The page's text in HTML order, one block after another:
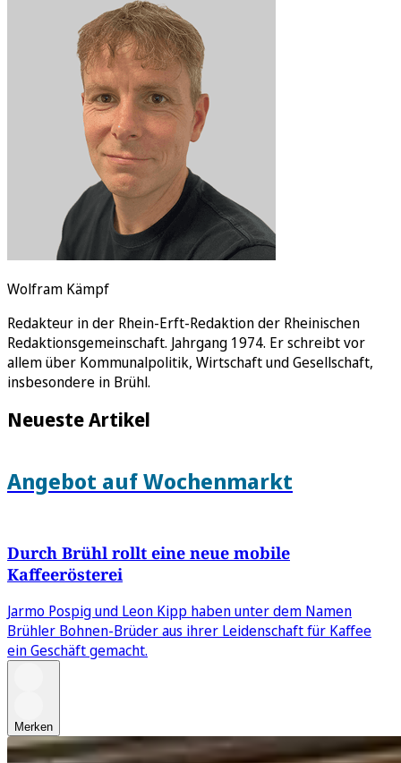
Rätsel
Newsletter
E-Paper
Wolfram Kämpf
Redakteur in der Rhein-Erft-Redaktion der Rheinischen
Redaktionsgemeinschaft. Jahrgang 1974. Er schreibt vor
allem über Kommunalpolitik, Wirtschaft und Gesellschaft,
insbesondere in Brühl.
Neueste Artikel
Angebot auf Wochenmarkt
Durch Brühl rollt eine neue mobile
Kaffeerösterei
Jarmo Pospig und Leon Kipp haben unter dem Namen
Brühler Bohnen-Brüder aus ihrer Leidenschaft für Kaffee
ein Geschäft gemacht.
Merken